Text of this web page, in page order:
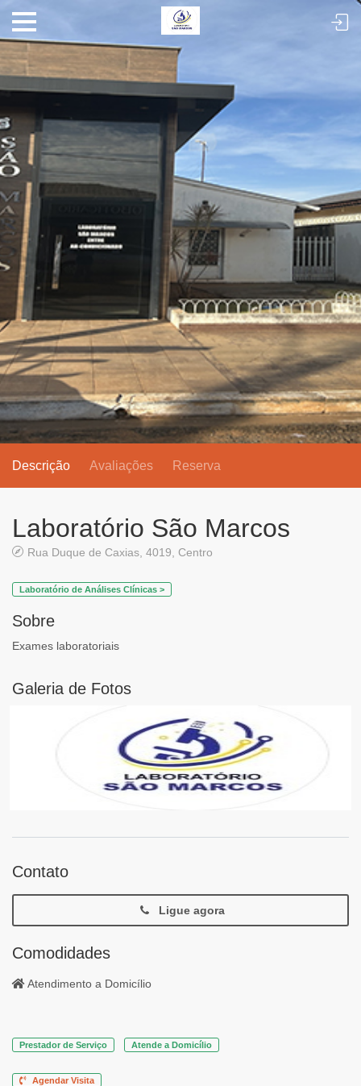
Descrição Avaliações Reserva
Laboratório São Marcos
Rua Duque de Caxias, 4019, Centro
Laboratório de Análises Clínicas >
Sobre
Exames laboratoriais
Galeria de Fotos
Contato
Ligue agora
Comodidades
Atendimento a Domicílio
Prestador de Serviço Atende a Domicílio
Agendar Visita